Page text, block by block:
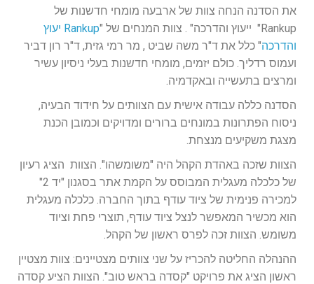
את הסדנה הנחה צוות של ארבעה מומחי חדשנות של
Rankup" ייעוץ והדרכה" . צוות המנחים של "
Rankup יעוץ
והדרכה" כלל את ד"ר משה שביט , מר רמי גזית, ד"ר רון דביר
ועמוס רדליך. כולם יזמים, מומחי חדשנות בעלי ניסיון עשיר
ומרצים בתעשייה ובאקדמיה.
הסדנה כללה עבודה אישית עם הצוותים על חידוד הבעיה,
ניסוח הפתרונות במונחים ברורים ומדויקים וכמובן הכנת
מצגת משקיעים מנצחת.
הצוות שזכה באהדת הקהל היה "משומשהו". הצוות הציג רעיון
של כלכלה מעגלית המבוסס על הקמת אתר בסגנון "יד 2"
למכירה פנימית של ציוד עודף בתוך החברה. כלכלה מעגלית
הוא מכשיר המאפשר לנצל ציוד עודף, תוצרי פחת וציוד
משומש. הצוות זכה לפרס ראשון של הקהל.
ההנהלה החליטה להכריז על שני צוותים מצטיינים: צוות מצטיין
ראשון הציג את פרויקט "קסדה בראש טוב". הצוות הציע קסדה